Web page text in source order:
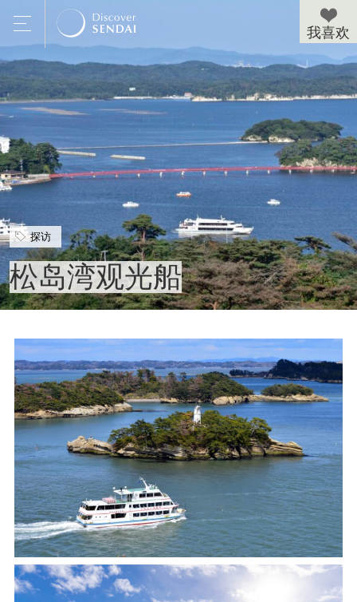
探访
松岛湾观光船